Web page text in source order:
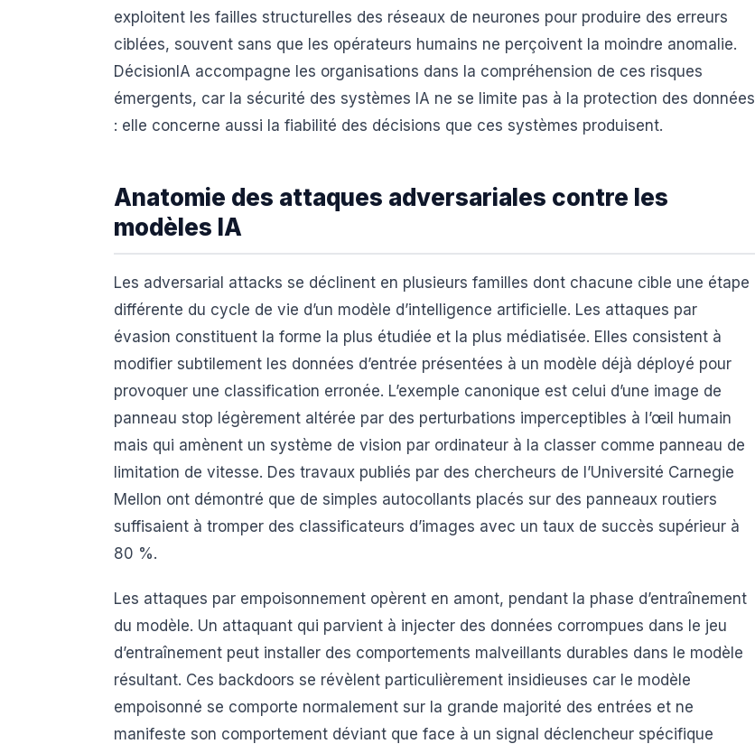
exploitent les failles structurelles des réseaux de neurones pour produire des erreurs
ciblées, souvent sans que les opérateurs humains ne perçoivent la moindre anomalie.
DécisionIA accompagne les organisations dans la compréhension de ces risques
émergents, car la sécurité des systèmes IA ne se limite pas à la protection des données
: elle concerne aussi la fiabilité des décisions que ces systèmes produisent.
Anatomie des attaques adversariales contre les
modèles IA
Les adversarial attacks se déclinent en plusieurs familles dont chacune cible une étape
différente du cycle de vie d’un modèle d’intelligence artificielle. Les attaques par
évasion constituent la forme la plus étudiée et la plus médiatisée. Elles consistent à
modifier subtilement les données d’entrée présentées à un modèle déjà déployé pour
provoquer une classification erronée. L’exemple canonique est celui d’une image de
panneau stop légèrement altérée par des perturbations imperceptibles à l’œil humain
mais qui amènent un système de vision par ordinateur à la classer comme panneau de
limitation de vitesse. Des travaux publiés par des chercheurs de l’Université Carnegie
Mellon ont démontré que de simples autocollants placés sur des panneaux routiers
suffisaient à tromper des classificateurs d’images avec un taux de succès supérieur à
80 %.
Les attaques par empoisonnement opèrent en amont, pendant la phase d’entraînement
du modèle. Un attaquant qui parvient à injecter des données corrompues dans le jeu
d’entraînement peut installer des comportements malveillants durables dans le modèle
résultant. Ces backdoors se révèlent particulièrement insidieuses car le modèle
empoisonné se comporte normalement sur la grande majorité des entrées et ne
manifeste son comportement déviant que face à un signal déclencheur spécifique